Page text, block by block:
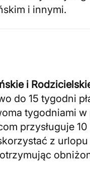
i innymi.
i
do 15 tygodni
tygodniami
przysługuje
z